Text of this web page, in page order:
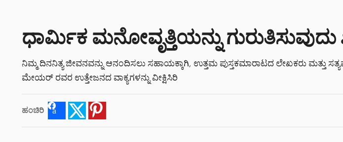
ಧಾರ್ಮಿಕ ಮನೋವೃತ್ತಿಯನ್ನು ಗುರುತಿಸುವುದು
ನಿಮ್ಮ ದಿನನಿತ್ಯ ಜೀವನವನ್ನು ಆನಂದಿಸಲು ಸಹಾಯಕ್ಕಾಗಿ, ಉತ್ತಮ ಪುಸ್ತಕಮಾರಾಟದ ಲೇಖಕರು ಮತ್ತು
ಮೇಯರ್ ರವರ ಉತ್ತೇಜನದ ವಾಕ್ಯಗಳನ್ನು ವೀಕ್ಷಿಸಿರಿ
ಹಂಚಿರಿ FacebookTwitter